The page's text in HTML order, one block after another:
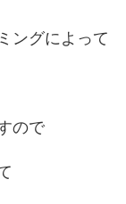
ングによって
ので